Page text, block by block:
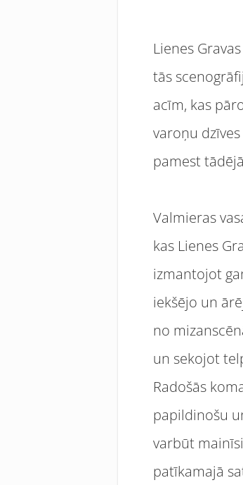
Lienes
tās
acīm, kas
varoņu
pamest
Valmieras
kas Lienes
izmantojot
iekšējo un
no
un sekojot
Radošās
papildinošu
varbūt
patīkamajā